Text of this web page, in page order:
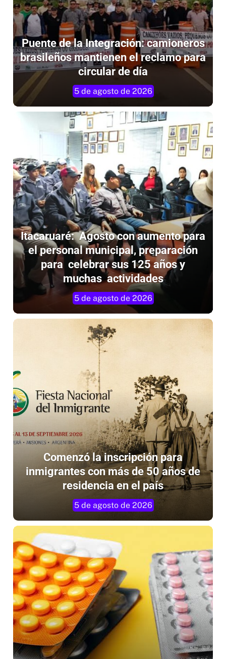
Puente de la Integración: camioneros
brasileños mantienen el reclamo para
circular de día
5 de agosto de 2026
Itacaruaré: Agosto con aumento para
el personal municipal, preparación
para celebrar sus 125 años y
muchas actividades
5 de agosto de 2026
Comenzó la inscripción para
inmigrantes con más de 50 años de
residencia en el país
5 de agosto de 2026